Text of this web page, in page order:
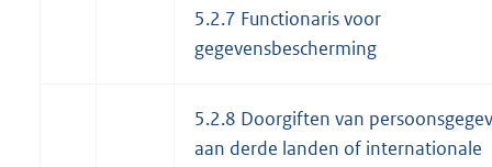
5.2.7 Functionaris voor
gegevensbescherming
5.2.8 Doorgiften van
aan derde landen of internationale